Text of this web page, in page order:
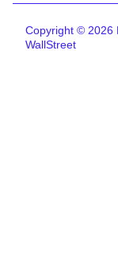
Copyright © 2026
WallStreet